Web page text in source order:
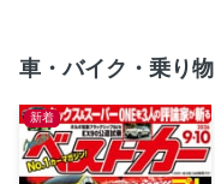
車・バイク・乗り物
新着